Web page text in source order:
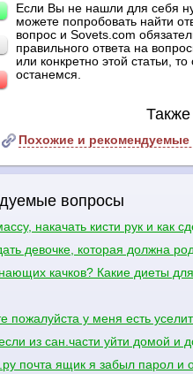
Если Вы не нашли для себя
можете попробовать найти
вопрос и Sovets.com
правильного ответа на
или конкретно этой статьи,
останемся.
Также
Похожие и рекомендуемые
вопросы
накачать кисти рук и как
девочке, которая должна
качков? Какие диеты для
пожалуйста у меня есть
из сан.части уйти домой и
почта ящик я забыл парол и